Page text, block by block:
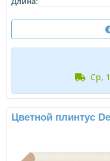
ср,
Цветной плинтус